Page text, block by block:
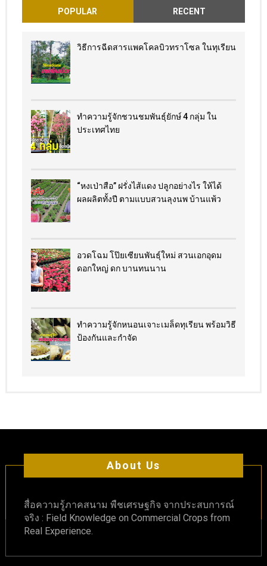
POPULAR RECENT
วิธีการฉีดสารแพคโคลบิวทราโซล ในทุเรียน
ทำความรู้จักชวนชมพันธุ์ยักษ์ 4 กลุ่ม ใน
ประเทศไทย
“หงเป่าสือ” ฝรั่งไส้แดง​ ปลูกอย่างไร​ ให้ได้
ผลผลิตทั้งปี ตามแบบสวนลุงนพ บ้านแพ้ว
อวดโฉม โป๊ยเซียนพันธุ์ใหม่ สวนเอกอุดม
ดอกใหญ่ ดก บานทนนาน
ทำความรู้จักหนอนเจาะเมล็ดทุเรียน พร้อมวิธี
ป้องกันและกำจัด
About Us
สื่อความรู้ภาคสนาม พืชเศรษฐกิจ จากประสบการณ์
จริง : Field Knowledge on Commercial Crops from
Real Experience.